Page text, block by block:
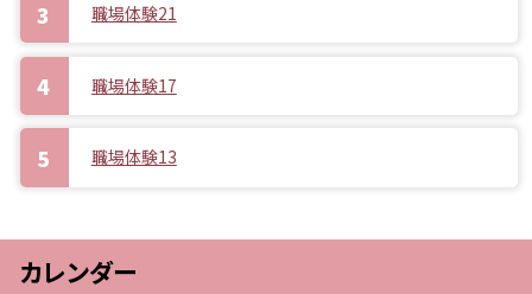
職場体験21
職場体験17
職場体験13
カレンダー